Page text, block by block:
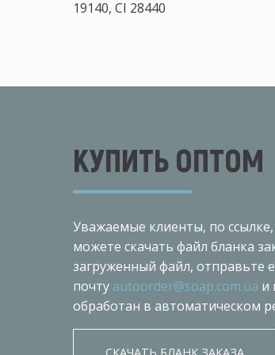
19140, CI 28440
КУПИТЬ ОПТОМ
Уважаемые клиенты, по
можете скачать файл бланка
загруженный файл, отправьте
почту autoorder@soap.com.ua и
обработан в автоматическом